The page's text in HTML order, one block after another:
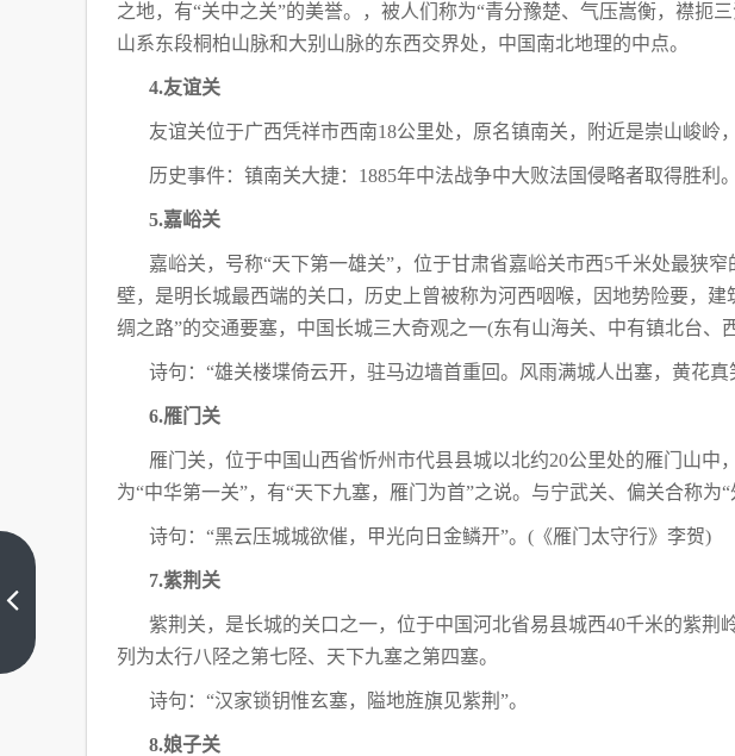
之地，有“关中之关”的美誉。，被人们称为“青分豫楚、气压嵩衡，襟扼
山系东段桐柏山脉和大别山脉的东西交界处，中国南北地理的中点。
4.友谊关
友谊关位于广西凭祥市西南18公里处，原名镇南关，附近是崇山峻岭
历史事件：镇南关大捷：1885年中法战争中大败法国侵略者取得胜利。
5.嘉峪关
嘉峪关，号称“天下第一雄关”，位于甘肃省嘉峪关市西5千米处最狭
壁，是明长城最西端的关口，历史上曾被称为河西咽喉，因地势险要，
绸之路”的交通要塞，中国长城三大奇观之一(东有山海关、中有镇北台、
诗句：“雄关楼堞倚云开，驻马边墙首重回。风雨满城人出塞，黄花
6.雁门关
雁门关，位于中国山西省忻州市代县县城以北约20公里处的雁门山中
为“中华第一关”，有“天下九塞，雁门为首”之说。与宁武关、偏关合称为“
诗句：“黑云压城城欲催，甲光向日金鳞开”。(《雁门太守行》李贺)
7.紫荆关
紫荆关，是长城的关口之一，位于中国河北省易县城西40千米的紫荆
列为太行八陉之第七陉、天下九塞之第四塞。
诗句：“汉家锁钥惟玄塞，隘地旌旗见紫荆”。
8.娘子关